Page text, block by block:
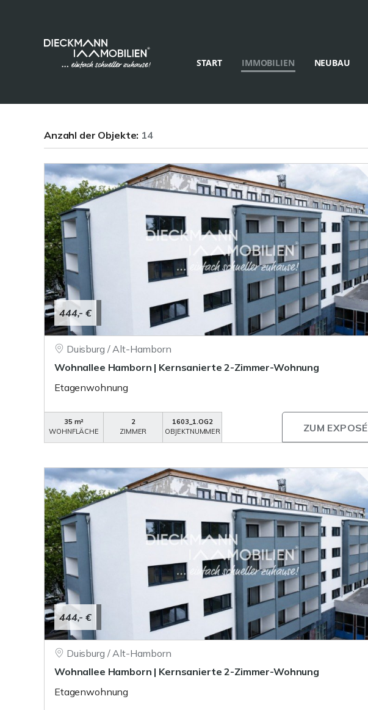
START IMMOBILIEN NEUBAU
Anzahl der Objekte: 14
444,- €
Duisburg / Alt-Hamborn
Wohnallee Hamborn | Kernsanierte 2-Zimmer-Wohnung
Etagenwohnung
35 m²
WOHNFLÄCHE
2
ZIMMER
1603_1.OG2
OBJEKTNUMMER
ZUM EXPOSÉ
444,- €
Duisburg / Alt-Hamborn
Wohnallee Hamborn | Kernsanierte 2-Zimmer-Wohnung
Etagenwohnung